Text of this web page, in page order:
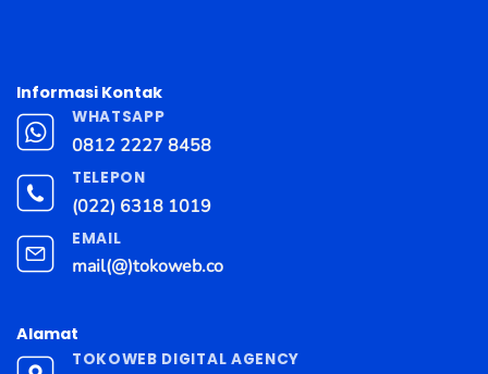
Informasi Kontak
WHATSAPP
0812 2227 8458
TELEPON
(022) 6318 1019
EMAIL
mail(@)tokoweb.co
Alamat
TOKOWEB DIGITAL AGENCY